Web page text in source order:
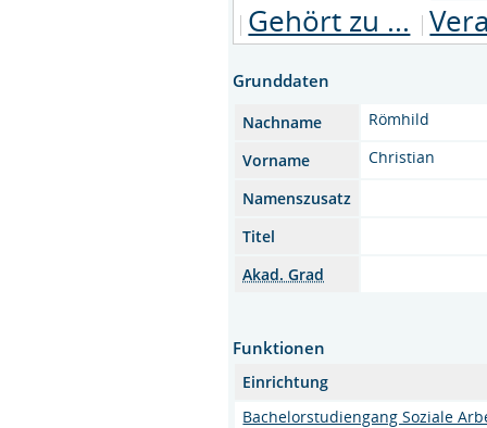
Gehört zu ...
Grunddaten
Nachname
Römhild
Vorname
Christian
Namenszusatz
Titel
Akad. Grad
Funktionen
Einrichtung
Bachelorstudiengang Soziale